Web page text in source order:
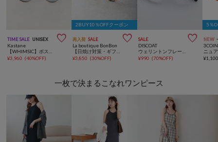
TIME SALE UNISEX 
Kastane
¥3,960 (40%OFF)
2BUY10％OFFクーポン
再入荷 SALE 
La boutique BonBon
¥3,850 (30%OFF)
SALE 
DISCOAT
¥990 (70%OFF)
5％
NEW
¥
一枚で決まるこなれワンピース